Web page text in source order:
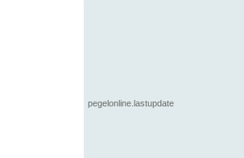
pegelonline.lastupdate